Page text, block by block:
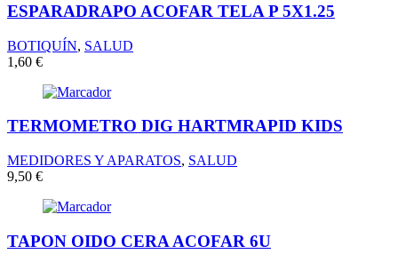
ESPARADRAPO ACOFAR TELA P 5X1.25
BOTIQUÍN, SALUD
1,60 €
TERMOMETRO DIG HARTMRAPID KIDS
MEDIDORES Y APARATOS, SALUD
9,50 €
TAPON OIDO CERA ACOFAR 6U